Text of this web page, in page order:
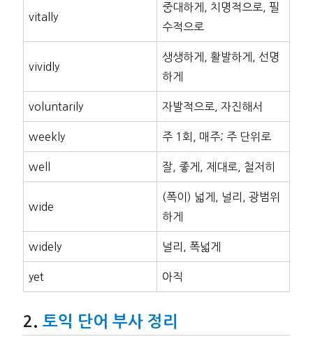
vitally
중대하게, 치명적으로, 필
수적으로
vividly
생생하게, 활발하게, 선명
하게
voluntarily 자발적으로, 자진해서
weekly 주 1회, 매주; 주 단위로
well 잘, 좋게, 제대로, 철저히
wide
(폭이) 넓게, 널리, 광범위
하게
widely 널리, 폭넓게
yet 아직
토익 단어 부사 정리